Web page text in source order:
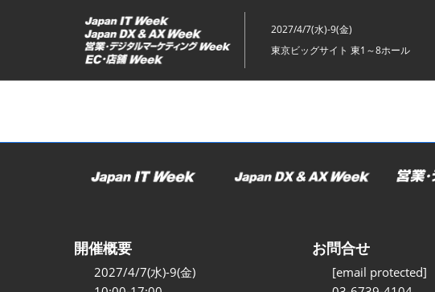
ッ
2027/4/7(水)-9(金)
東京ビッグサイト 東1～8ホール
開催概要
2027/4/7(水)-9(金)
お問合せ
[email protected]